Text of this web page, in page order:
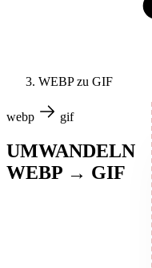
WEBP zu GIF
webp gif
UMWANDELN
WEBP → GIF